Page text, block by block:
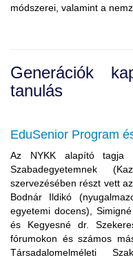
módszerei, valamint a
Generációk
tanulás
EduSenior Program
Az NYKK alapító tagja
Szabadegyetemnek
szervezésében részt vett
Bodnár Ildikó
egyetemi docens), Simigné
és Kegyesné dr.
fórumokon és számos
Társadalomelméleti